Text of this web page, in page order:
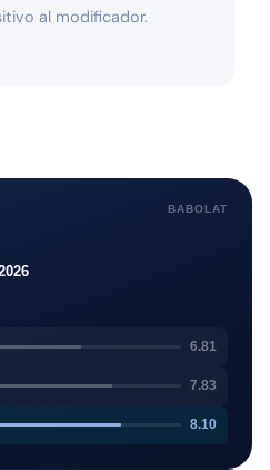
al modificador.
BABOLAT
6.81
7.83
8.10